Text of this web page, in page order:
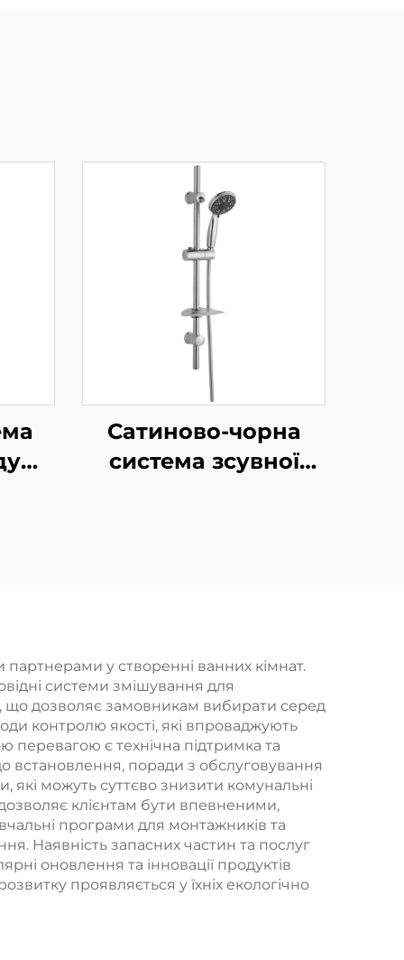
Сатиново-чорна
система зсувної
у створенні ванних кімнат.
системи змішування для
що дозволяє замовникам вибирати серед
контролю якості, які впроваджують
перевагою є технічна підтримка та
встановлення, поради з обслуговування
які можуть суттєво знизити комунальні
клієнтам бути впевненими,
програми для монтажників та
Наявність запасних частин та послуг
оновлення та інновації продуктів
проявляється у їхніх екологічно